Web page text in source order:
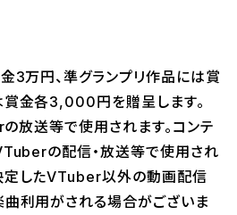
3万円、準グランプリ作品には賞
金各3,000円を贈呈します。
放送等で使用されます。コンテ
の配信・放送等で使用され
定したVTuber以外の動画配信
曲利用がされる場合がございま